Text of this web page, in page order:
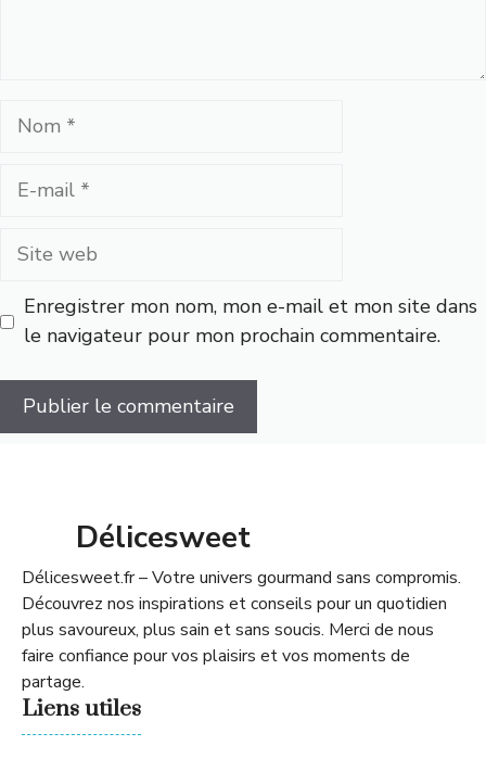
Nom
Site
Enregistrer mon nom, mon e-mail et mon site dans
le navigateur pour mon prochain commentaire.
Délicesweet
Délicesweet.fr – Votre univers gourmand sans compromis.
Découvrez nos inspirations et conseils pour un quotidien
plus savoureux, plus sain et sans soucis. Merci de nous
faire confiance pour vos plaisirs et vos moments de
partage.
Liens utiles